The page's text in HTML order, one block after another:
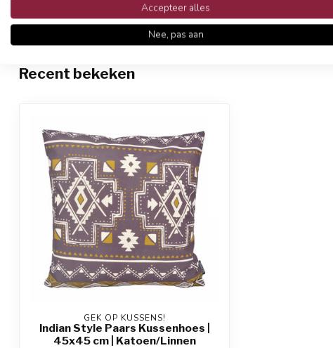
Recent bekeken
GEK OP KUSSENS!
Indian Style Paars Kussenhoes |
45x45 cm | Katoen/Linnen
Accepteer alles
Nee, pas aan